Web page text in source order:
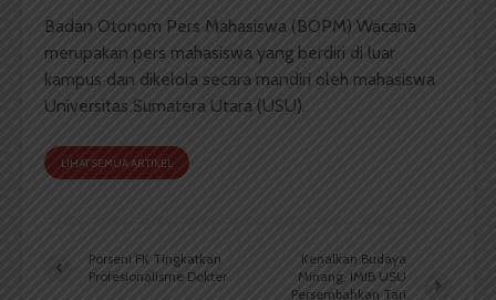
Badan Otonom Pers Mahasiswa (BOPM) Wacana
merupakan pers mahasiswa yang berdiri di luar
kampus dan dikelola secara mandiri oleh mahasiswa
Universitas Sumatera Utara (USU).
LIHAT SEMUA ARTIKEL
Porseni FK Tingkatkan
Profesionalisme Dokter
Kenalkan Budaya
Minang, IMIB USU
Persembahkan Tari